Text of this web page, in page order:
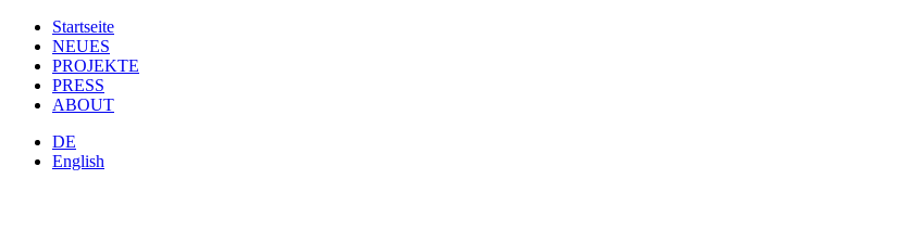
Startseite
NEUES
PROJEKTE
PRESS
ABOUT
DE
English